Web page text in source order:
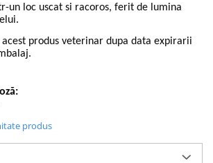
un loc uscat si racoros, ferit de lumina
acest produs veterinar dupa data expirarii
produs